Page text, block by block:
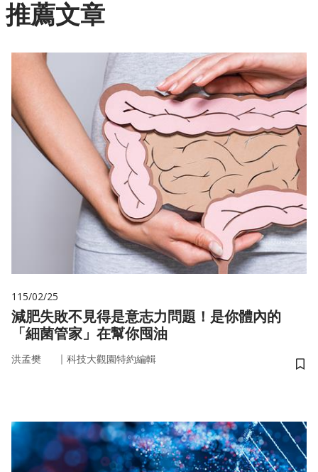
推薦文章
115/02/25
減肥失敗不見得是意志力問題！是你體內的
「細菌管家」在幫你囤油
洪孟樊 ｜ 科技大觀園特約編輯
儲